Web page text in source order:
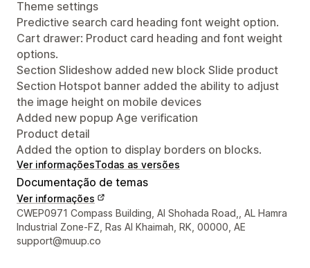
Theme settings
Predictive search card heading font weight option.
Cart drawer: Product card heading and font weight
options.
Section Slideshow added new block Slide product
Section Hotspot banner added the ability to adjust
the image height on mobile devices
Added new popup Age verification
Product detail
Added the option to display borders on blocks.
Ver informaçõesTodas as versões
Documentação de temas
Ver informações
Informações de contato do designer
CWEP0971 Compass Building, Al Shohada Road,, AL Hamra
Industrial Zone-FZ, Ras Al Khaimah, RK, 00000, AE
support@muup.co